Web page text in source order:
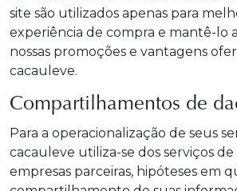
site são utilizados apenas para
experiência de compra e mantê-lo
nossas promoções e vantagens
cacauleve.
Compartilhamentos de
Para a operacionalização de seus
cacauleve utiliza-se dos serviços de
empresas parceiras, hipóteses em